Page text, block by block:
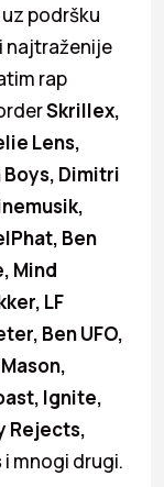
podršku
najtraženije
rap
Skrillex,
Lens,
Dimitri
Ben
Mind
LF
Ben UFO,
Ignite,
Rejects,
i mnogi drugi.